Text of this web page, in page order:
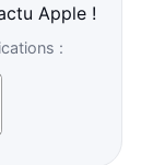
Apple !
: